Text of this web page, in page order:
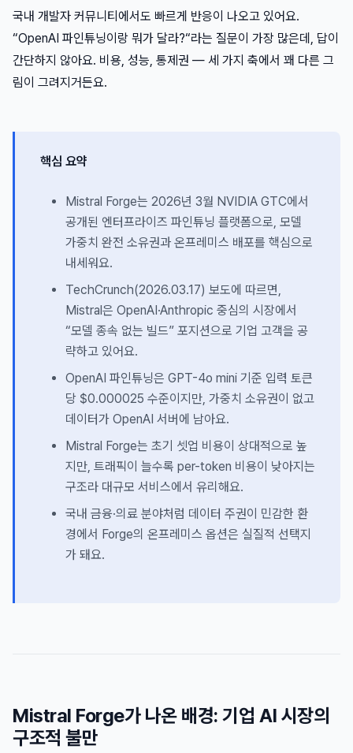
국내 개발자 커뮤니티에서도 빠르게 반응이 나오고 있어요.
“OpenAI 파인튜닝이랑 뭐가 달라?“라는 질문이 가장 많은데, 답이
간단하지 않아요. 비용, 성능, 통제권 — 세 가지 축에서 꽤 다른 그
림이 그려지거든요.
핵심 요약
Mistral Forge는 2026년 3월 NVIDIA GTC에서
공개된 엔터프라이즈 파인튜닝 플랫폼으로, 모델
가중치 완전 소유권과 온프레미스 배포를 핵심으로
내세워요.
TechCrunch(2026.03.17) 보도에 따르면,
Mistral은 OpenAI·Anthropic 중심의 시장에서
“모델 종속 없는 빌드” 포지션으로 기업 고객을 공
략하고 있어요.
OpenAI 파인튜닝은 GPT-4o mini 기준 입력 토큰
당 $0.000025 수준이지만, 가중치 소유권이 없고
데이터가 OpenAI 서버에 남아요.
Mistral Forge는 초기 셋업 비용이 상대적으로 높
지만, 트래픽이 늘수록 per-token 비용이 낮아지는
구조라 대규모 서비스에서 유리해요.
국내 금융·의료 분야처럼 데이터 주권이 민감한 환
경에서 Forge의 온프레미스 옵션은 실질적 선택지
가 돼요.
Mistral Forge가 나온 배경: 기업 AI 시장의
구조적 불만